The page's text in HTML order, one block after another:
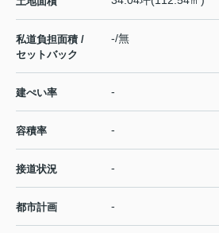
私道負担面積 /
セットバック
-/無
建ぺい率 -
容積率 -
接道状況 -
都市計画 -